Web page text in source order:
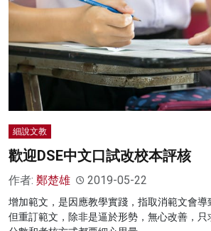
細說文教
歡迎DSE中文口試改校本評核
作者: 鄭楚雄 2019-05-22
增加範文，是因應教學實踐，指取消範文會導
但重訂範文，除非是逼於形勢，無心改善，